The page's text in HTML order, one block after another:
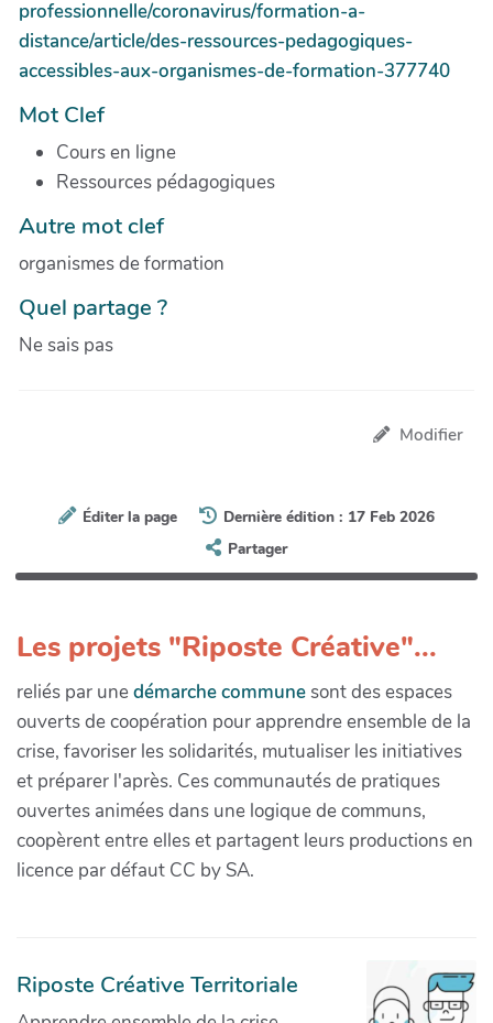
professionnelle/coronavirus/formation-a-
distance/article/des-ressources-pedagogiques-
accessibles-aux-organismes-de-formation-377740
Mot Clef
Cours en ligne
Ressources pédagogiques
Autre mot clef
organismes de formation
Quel partage ?
Ne sais pas
Modifier
Éditer la page
Dernière édition : 17 Feb 2026
Partager